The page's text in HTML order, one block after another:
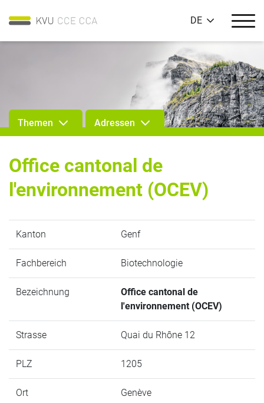
DE
Themen Adressen
Office cantonal de
l'environnement (OCEV)
Kanton Genf
Fachbereich Biotechnologie
Bezeichnung
Office cantonal de
l'environnement (OCEV)
Strasse Quai du Rhône 12
PLZ 1205
Ort Genève